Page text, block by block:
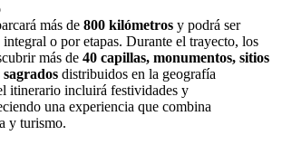
más de 800 kilómetros y podrá ser
integral o por etapas. Durante el trayecto, los
más de 40 capillas, monumentos, sitios
distribuidos en la geografía
itinerario incluirá festividades y
una experiencia que combina
y turismo.